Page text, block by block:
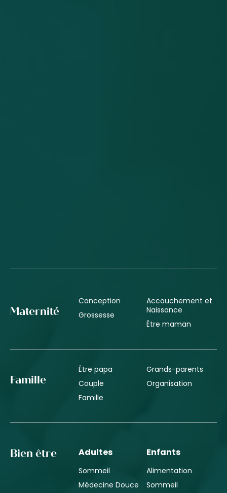
Maternité
Conception
Grossesse
Accouchement et
Naissance
Être maman
Famille
Être papa
Couple
Famille
Grands-parents
Organisation
Bien être Adultes
Sommeil
Médecine Douce
Enfants
Alimentation
Sommeil